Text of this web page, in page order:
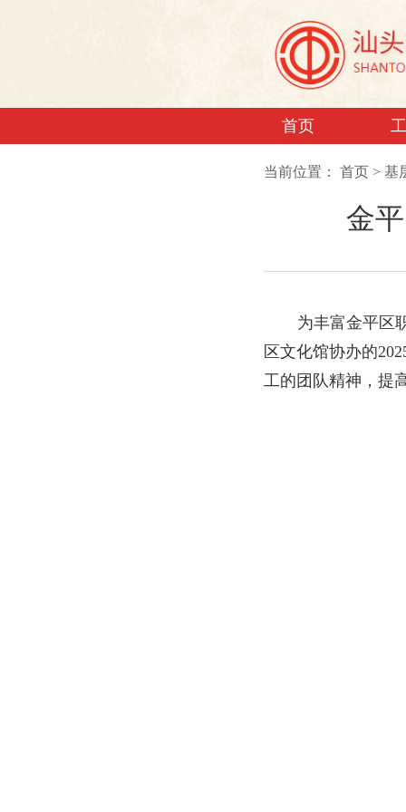
首页
当前位置： 首页 > 基
金
为丰富金平区
区文化馆协办的
工的团队精神，提